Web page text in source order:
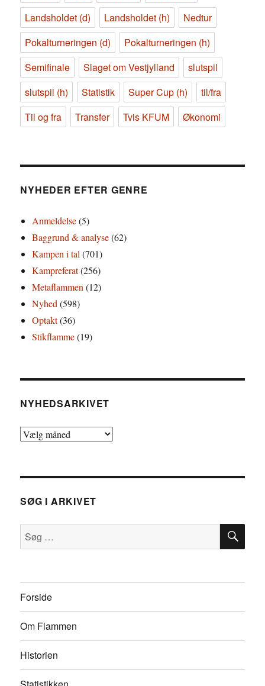
Landsholdet (d)
Landsholdet (h)
Nedtur
Pokalturneringen (d)
Pokalturneringen (h)
Semifinale
Slaget om Vestjylland
slutspil
slutspil (h)
Statistik Super Cup (h)
til/fra
Til og fra
Transfer Tvis KFUM Økonomi
NYHEDER EFTER GENRE
Anmeldelse(5)
Baggrund & analyse(62)
Kampen i tal (701)
Kampreferat(256)
Metaflammen (12)
Nyhed (598)
Optakt(36)
Stikflamme(19)
NYHEDSARKIVET
Nyhedsarkivet
SØG I ARKIVET
Søg
efter:
SØG
Forside
Om Flammen
Historien